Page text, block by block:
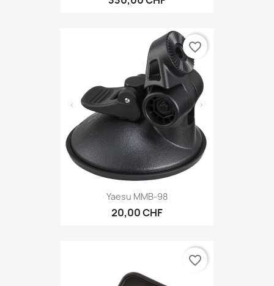
Yaesu MMB-98
20,00 CHF
favorite_border
favorite_border